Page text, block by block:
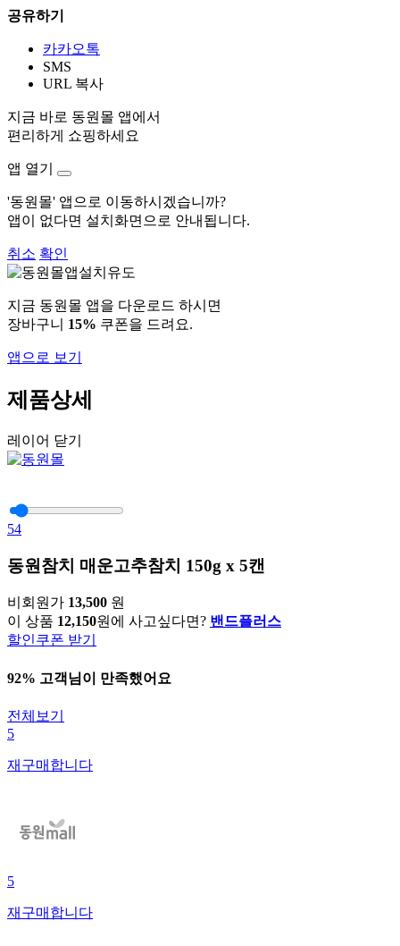
공유하기
카카오톡
SMS
URL 복사
지금 바로 동원몰 앱에서
편리하게 쇼핑하세요
앱 열기
'동원몰' 앱으로 이동하시겠습니까?
앱이 없다면 설치화면으로 안내됩니다.
취소 확인
지금 동원몰 앱을 다운로드 하시면
장바구니 15% 쿠폰을 드려요.
앱으로 보기
제품상세
레이어 닫기
54
동원참치 매운고추참치 150g x 5캔
비회원가 13,500 원
이 상품 12,150원에 사고싶다면? 밴드플러스
할인쿠폰 받기
92% 고객님이 만족했어요
전체보기
5
재구매합니다
5
재구매합니다